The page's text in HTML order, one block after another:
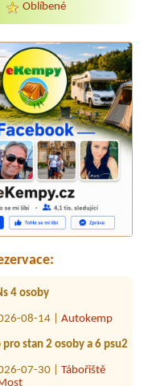
Oblíbené
08-18 |BeachCamp
07-25 |Tábořiště a
4 osoby
08-14 |
stan 2 osoby a 6 psu2
07-30 |
Tábořiště
místo u vody